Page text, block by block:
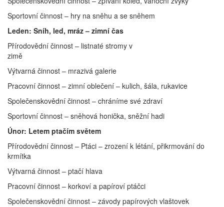
Sportovní činnost – hry na sněhu a se sněhem
Leden: Sníh, led, mráz – zimní čas
Přírodovědní činnost – listnaté stromy v
zimě
Výtvarná činnost – mrazivá galerie
Pracovní činnost – zimní oblečení – kulich, šála, rukavice
Společenskovědní činnost – chráníme své zdraví
Sportovní činnost – sněhová honička, sněžní hadi
Únor: Letem ptačím světem
Přírodovědní činnost – Ptáci – zrození k létání, přikrmování do
krmítka
Výtvarná činnost – ptačí hlava
Pracovní činnost – korkoví a papíroví ptáčci
Společenskovědní činnost – závody papírových vlaštovek